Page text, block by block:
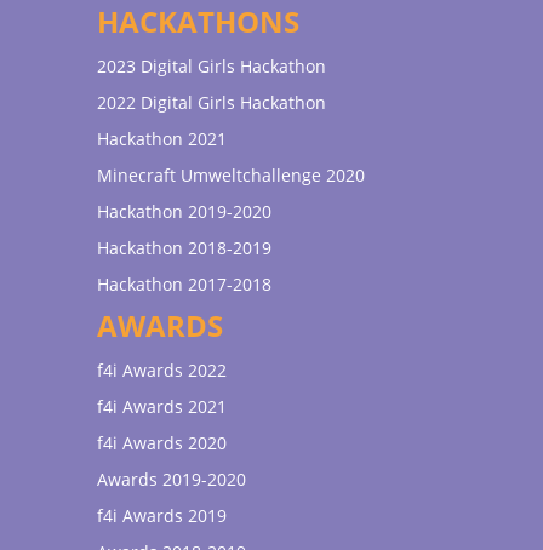
HACKATHONS
2023 Digital Girls Hackathon
2022 Digital Girls Hackathon
Hackathon 2021
Minecraft Umweltchallenge 2020
Hackathon 2019-2020
Hackathon 2018-2019
Hackathon 2017-2018
AWARDS
f4i Awards 2022
f4i Awards 2021
f4i Awards 2020
Awards 2019-2020
f4i Awards 2019